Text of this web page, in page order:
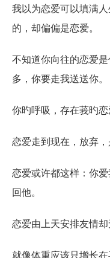
我以为恋爱可以填满
的，却偏偏是恋爱。
不知道你向往的恋爱
多，你要走我送送你。
你旳呼吸，存在莪旳恋
恋爱走到现在，放弃，
恋爱或许都这样：你
回他。
恋爱由上天安排友情却
就像体重应该只增长